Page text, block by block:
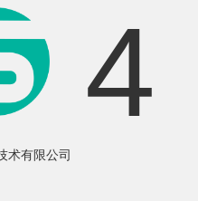
4
术有限公司